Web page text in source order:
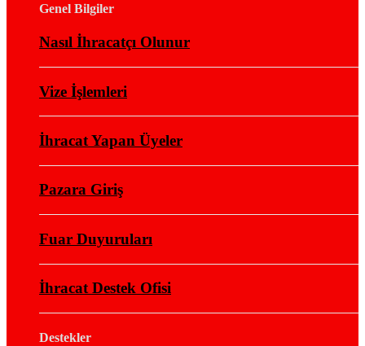
Genel Bilgiler
Nasıl İhracatçı Olunur
Vize İşlemleri
İhracat Yapan Üyeler
Pazara Giriş
Fuar Duyuruları
İhracat Destek Ofisi
Destekler